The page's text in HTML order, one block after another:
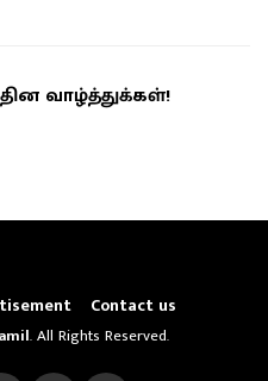
வாழ்த்துக்கள்!
Contact us
. All Rights Reserved.